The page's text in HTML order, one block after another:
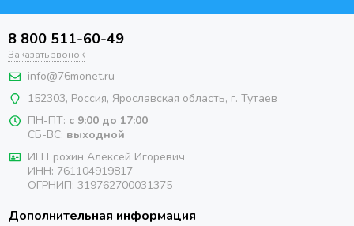
8 800 511-60-49
Заказать звонок
info@76monet.ru
152303, Россия, Ярославская область, г. Тутаев
ПН-ПТ: с 9:00 до 17:00
СБ-ВС: выходной
ИП Ерохин Алексей Игоревич
ИНН: 761104919817
ОГРНИП: 319762700031375
Дополнительная информация